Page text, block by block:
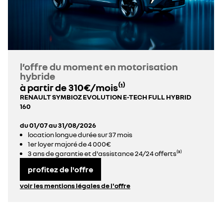
l’offre du moment en motorisation
hybride
à partir de 310€/mois⁽¹⁾
RENAULT SYMBIOZ EVOLUTION E-TECH FULL HYBRID
160
du 01/07 au 31/08/2026
location longue durée sur 37 mois
1er loyer majoré de 4 000€
3 ans de garantie et d'assistance 24/24 offerts⁽³⁾
profitez de l'offre
voir les mentions légales de l'offre